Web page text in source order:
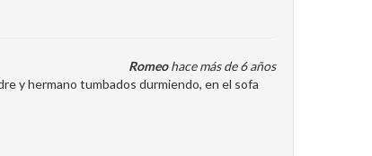
Romeohace más de 6 años
y hermano tumbados durmiendo, en el sofa